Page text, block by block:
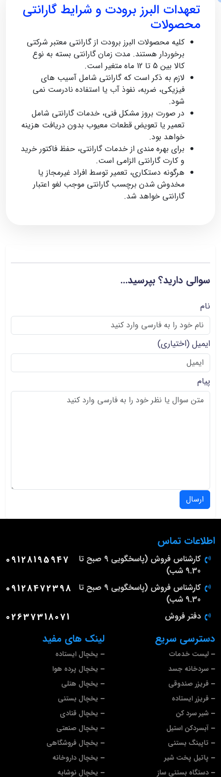
تعهدات البرز برودت و شرایط گارانتی
محصولات
کلیه محصولات البرز برودت از گارانتی معتبر شرکتی
برخوردار هستند. مدت زمان گارانتی بسته به نوع
کالا بین 5 تا 12 ماه متغیر است.
لازم به ذکر است که گارانتی شامل آسیب‌ های
فیزیکی، ضربه، نفوذ آب یا استفاده نادرست نمی‌
شود.
در صورت بروز مشکل فنی، خدمات گارانتی شامل
تعمیر یا تعویض قطعات معیوب بدون دریافت هزینه
خواهد بود.
برای بهره‌ مندی از خدمات گارانتی، حفظ فاکتور خرید
و کارت گارانتی الزامی است.
هرگونه دستکاری، تعمیر توسط افراد غیرمجاز یا
مخدوش شدن برچسب گارانتی موجب لغو اعتبار
گارانتی خواهد شد.
سوالی دارید؟ بپرسید...
نام
ایمیل(اختیاری)
پیام
ارسال
لینک های مفید
یخچال ایستاده
یخچال پرده هوا
یخچال هتلی
یخچال بستنی
یخچال قنادی
یخچال صنعتی
یخچال فروشگاهی
یخچال داروخانه
یخچال نوشابه
دسترسی سریع
لیست خدمات
سردخانه جسد
فریزر صندوقی
فریزر ایستاده
شیر سرد کن
آبسردکن استیل
تاپینگ بستنی
پاتیل پخت شیر
دستگاه بستنی ساز
اطلاعات تماس
کارشناس فروش (پاسخگویی 9 صبح تا
9.30 شب)
09128195947
کارشناس فروش (پاسخگویی 9 صبح تا
9.30 شب)
09128472398
دفتر فروش 02637318071